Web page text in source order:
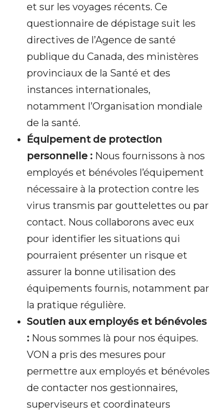
et sur les voyages récents. Ce
questionnaire de dépistage suit les
directives de l’Agence de santé
publique du Canada, des ministères
provinciaux de la Santé et des
instances internationales,
notamment l’Organisation mondiale
de la santé.
Équipement de protection
personnelle : Nous fournissons à nos
employés et bénévoles l’équipement
nécessaire à la protection contre les
virus transmis par gouttelettes ou par
contact. Nous collaborons avec eux
pour identifier les situations qui
pourraient présenter un risque et
assurer la bonne utilisation des
équipements fournis, notamment par
la pratique régulière.
Soutien aux employés et bénévoles
: Nous sommes là pour nos équipes.
VON a pris des mesures pour
permettre aux employés et bénévoles
de contacter nos gestionnaires,
superviseurs et coordinateurs